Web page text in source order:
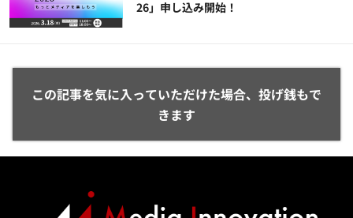
26」申し込み開始！
この記事を気に入っていただけた場合、投げ銭もで
きます